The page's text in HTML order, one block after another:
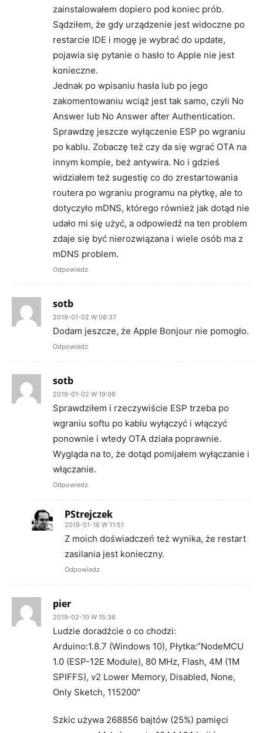
zainstalowałem dopiero pod koniec prób.
Sądziłem, że gdy urządzenie jest widoczne po
restarcie IDE i mogę je wybrać do update,
pojawia się pytanie o hasło to Apple nie jest
konieczne.
Jednak po wpisaniu hasła lub po jego
zakomentowaniu wciąż jest tak samo, czyli No
Answer lub No Answer after Authentication.
Sprawdzę jeszcze wyłączenie ESP po wgraniu
po kablu. Zobaczę też czy da się wgrać OTA na
innym kompie, beż antywira. No i gdzieś
widziałem też sugestię co do zrestartowania
routera po wgraniu programu na płytkę, ale to
dotyczyło mDNS, którego również jak dotąd nie
udało mi się użyć, a odpowiedź na ten problem
zdaje się być nierozwiązana i wiele osób ma z
mDNS problem.
Odpowiedz
sotb
2019-01-02 W 08:37
Dodam jeszcze, że Apple Bonjour nie pomogło.
Odpowiedz
sotb
2019-01-02 W 19:06
Sprawdziłem i rzeczywiście ESP trzeba po
wgraniu softu po kablu wyłączyć i włączyć
ponownie i wtedy OTA działa poprawnie.
Wygląda na to, że dotąd pomijałem wyłączanie i
włączanie.
Odpowiedz
PStrejczek
2019-01-16 W 11:51
Z moich doświadczeń też wynika, że restart
zasilania jest konieczny.
Odpowiedz
pier
2019-02-10 W 15:36
Ludzie doradźcie o co chodzi:
Arduino:1.8.7 (Windows 10), Płytka:”NodeMCU
1.0 (ESP-12E Module), 80 MHz, Flash, 4M (1M
SPIFFS), v2 Lower Memory, Disabled, None,
Only Sketch, 115200″
Szkic używa 268856 bajtów (25%) pamięci